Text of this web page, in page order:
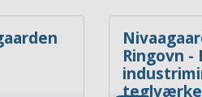
Ringovn -